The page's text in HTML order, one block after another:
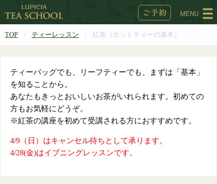
MENU
TOP ティーレッスン 紅茶（ホットティーの基本）
ティーバッグでも、リーフティーでも、まずは「基本」
を知ることから。
あなたもきっとおいしいお茶がいれられます。初めての
方もお気軽にどうぞ。
※紅茶の講座を初めて受講される方におすすめです。
4/9（日）はキャンセル待ちとして承ります。
4/28(金)はイブニングレッスンです。